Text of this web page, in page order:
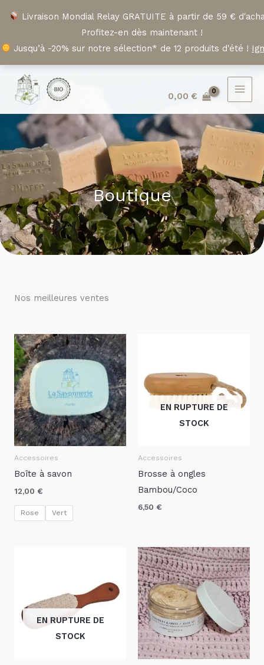
Livraison Mondial Relay GRATUITE à partir de 59 €
Profitez-en dès maintenant !
Jusqu’à -20% sur notre sélection* de 12 produits d'été !
0,00 €
Boutique
Nos meilleures ventes
Accessoires
Boîte à savon
12,00 €
Rose Vert
EN RUPTURE DE
STOCK
Accessoires
Brosse à ongles
Bambou/Coco
6,50 €
EN RUPTURE DE
STOCK
Plage
de
prix :
15,50 €
25,50 €